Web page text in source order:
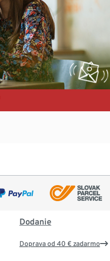
Dodanie
Doprava od 40 € zadarmo